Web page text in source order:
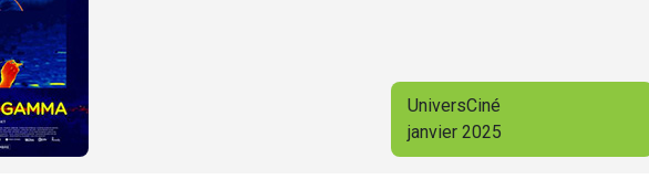
UniversCiné
janvier 2025